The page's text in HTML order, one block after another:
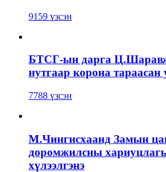
9159 үзсэн
БТСГ-ын дарга
нутгаар корона тараасан
7788 үзсэн
М.Чингисхаанд Замын
доромжилсны
хүлээлгэнэ